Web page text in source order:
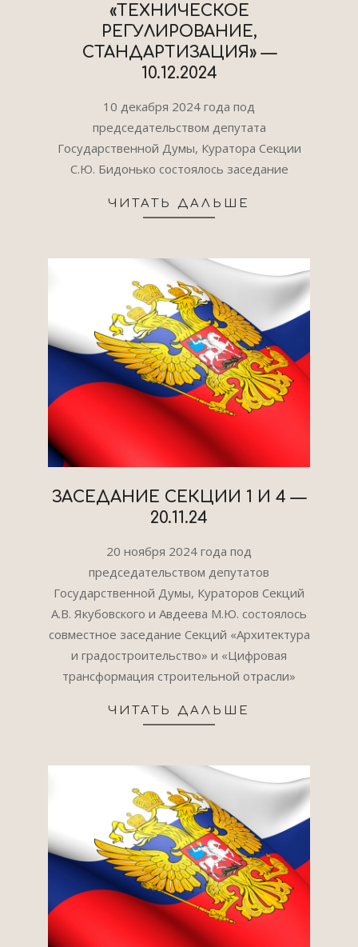
«ТЕХНИЧЕСКОЕ
РЕГУЛИРОВАНИЕ,
СТАНДАРТИЗАЦИЯ» —
10.12.2024
10 декабря 2024 года под
председательством депутата
Государственной Думы, Куратора Секции
С.Ю. Бидонько состоялось заседание
ЧИТАТЬ ДАЛЬШЕ
ЗАСЕДАНИЕ СЕКЦИИ 1 И 4 —
20.11.24
20 ноября 2024 года под
председательством депутатов
Государственной Думы, Кураторов Секций
А.В. Якубовского и Авдеева М.Ю. состоялось
совместное заседание Секций «Архитектура
и градостроительство» и «Цифровая
трансформация строительной отрасли»
ЧИТАТЬ ДАЛЬШЕ